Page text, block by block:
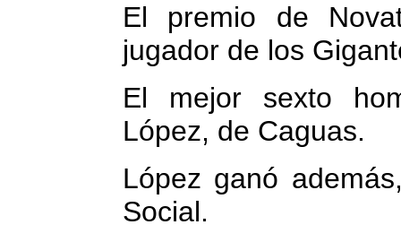
El premio de
jugador de los
El mejor sexto
López, de Caguas.
López ganó
Social.